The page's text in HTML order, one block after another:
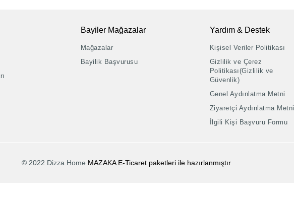
Bayiler Mağazalar
Mağazalar
Bayilik Başvurusu
Yardım & Destek
Kişisel Veriler Politikası
Gizlilik ve Çerez
Politikası(Gizlilik ve
Güvenlik)
Genel Aydınlatma Metni
Ziyaretçi Aydınlatma Metni
İlgili Kişi Başvuru Formu
© 2022 Dizza Home MAZAKA E-Ticaret paketleri ile hazırlanmıştır